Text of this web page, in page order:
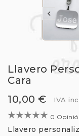

Llavero
Cara
10,00 €
IVA
0
Llavero